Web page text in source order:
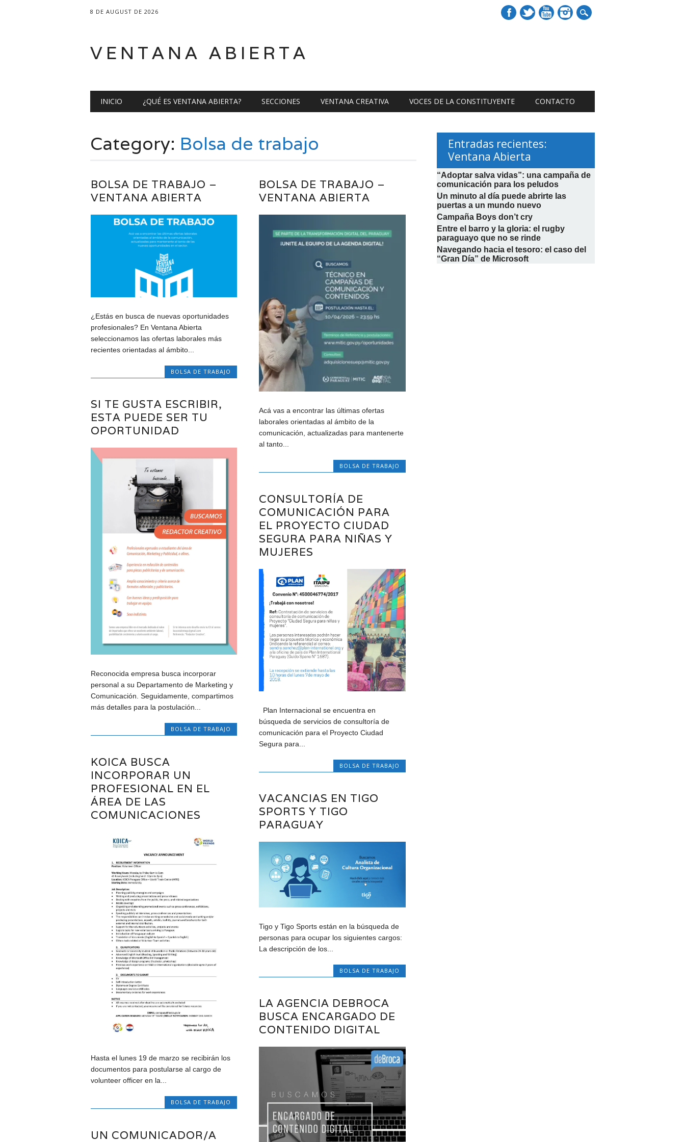
8 DE AUGUST DE 2026
VENTANA ABIERTA
Main menu
INICIO ¿QUÉ ES VENTANA ABIERTA? SECCIONES VENTANA CREATIVA VOCES DE LA CONSTITUYENTE CONTACTO
Category: Bolsa de trabajo
BOLSA DE TRABAJO –
VENTANA ABIERTA
¿Estás en busca de nuevas oportunidades
profesionales? En Ventana Abierta
seleccionamos las ofertas laborales más
recientes orientadas al ámbito...
BOLSA DE TRABAJO
BOLSA DE TRABAJO –
VENTANA ABIERTA
Acá vas a encontrar las últimas ofertas
laborales orientadas al ámbito de la
comunicación, actualizadas para mantenerte
al tanto...
BOLSA DE TRABAJO
SI TE GUSTA ESCRIBIR,
ESTA PUEDE SER TU
OPORTUNIDAD
Reconocida empresa busca incorporar
personal a su Departamento de Marketing y
Comunicación. Seguidamente, compartimos
más detalles para la postulación...
BOLSA DE TRABAJO
CONSULTORÍA DE
COMUNICACIÓN PARA
EL PROYECTO CIUDAD
SEGURA PARA NIÑAS Y
MUJERES
Plan Internacional se encuentra en
búsqueda de servicios de consultoría de
comunicación para el Proyecto Ciudad
Segura para...
BOLSA DE TRABAJO
KOICA BUSCA
INCORPORAR UN
PROFESIONAL EN EL
ÁREA DE LAS
COMUNICACIONES
Hasta el lunes 19 de marzo se recibirán los
documentos para postularse al cargo de
volunteer officer en la...
BOLSA DE TRABAJO
VACANCIAS EN TIGO
SPORTS Y TIGO
PARAGUAY
Tigo y Tigo Sports están en la búsqueda de
personas para ocupar los siguientes cargos:
La descripción de los...
BOLSA DE TRABAJO
LA AGENCIA DEBROCA
BUSCA ENCARGADO DE
CONTENIDO DIGITAL
UN COMUNICADOR/A
Entradas recientes:
Ventana Abierta
“Adoptar salva vidas”: una campaña de
comunicación para los peludos
Un minuto al día puede abrirte las
puertas a un mundo nuevo
Campaña Boys don’t cry
Entre el barro y la gloria: el rugby
paraguayo que no se rinde
Navegando hacia el tesoro: el caso del
“Gran Día” de Microsoft